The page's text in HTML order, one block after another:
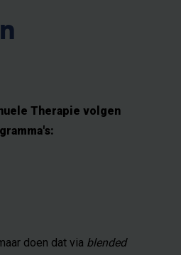
Therapie volgen
doen dat via blended